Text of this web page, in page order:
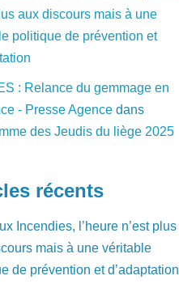
aux discours mais à une
politique de prévention et
: Relance du gemmage en
- Presse Agence dans
des Jeudis du liège 2025
récents
Incendies, l’heure n’est plus
mais à une véritable
de prévention et d’adaptation